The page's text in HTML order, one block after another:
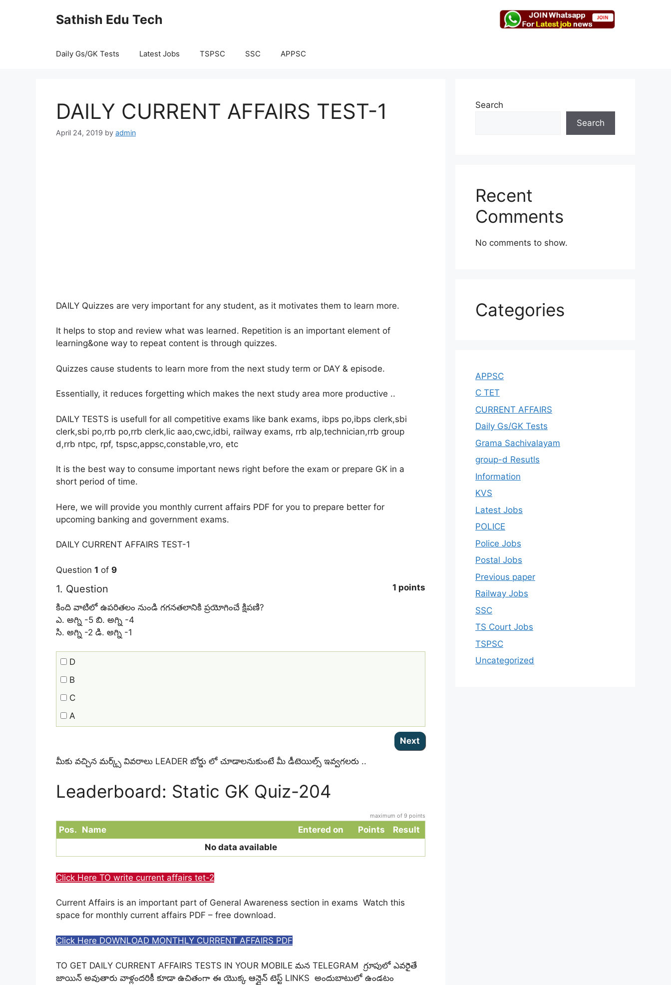
Sathish Edu Tech
Daily Gs/GK Tests Latest Jobs TSPSC SSC APPSC
DAILY CURRENT AFFAIRS TEST-1
April 24, 2019 by admin
DAILY Quizzes are very important for any student, as it motivates them to learn more.
It helps to stop and review what was learned. Repetition is an important element of
learning&one way to repeat content is through quizzes.
Quizzes cause students to learn more from the next study term or DAY & episode.
Essentially, it reduces forgetting which makes the next study area more productive ..
DAILY TESTS is usefull for all competitive exams like bank exams, ibps po,ibps clerk,sbi
clerk,sbi po,rrb po,rrb clerk,lic aao,cwc,idbi, railway exams, rrb alp,technician,rrb group
d,rrb ntpc, rpf, tspsc,appsc,constable,vro, etc
It is the best way to consume important news right before the exam or prepare GK in a
short period of time.
Here, we will provide you monthly current affairs PDF for you to prepare better for
upcoming banking and government exams.
DAILY CURRENT AFFAIRS TEST-1
Question 1 of 9
1. Question
1 points
కింది వాటిలో ఉపరితలం నుండి గగనతలానికి ప్రయోగించే క్షిపణి?
ఎ. అగ్ని -5 బి. అగ్ని -4
సి. అగ్ని -2 డి. అగ్ని -1
D
B
C
A
మీకు వచ్చిన మర్క్స్ వివరాలు LEADER బోర్డు లో చూడాలనుకుంటే మీ డీటెయిల్స్ ఇవ్వగలరు ..
Leaderboard: Static GK Quiz-204
maximum of 9 points
Pos. Name Entered on Points
Result
No data available
Click Here TO write current affairs tet-2
Current Affairs is an important part of General Awareness section in exams Watch this
space for monthly current affairs PDF – free download.
Click Here DOWNLOAD MONTHLY CURRENT AFFAIRS PDF
TO GET DAILY CURRENT AFFAIRS TESTS IN YOUR MOBILE మన TELEGRAM గ్రూపులో ఎవరైతే
జాయిన్ అవుతారు వాళ్లందరికీ కూడా ఉచితంగా ఈ యొక్క ఆన్లైన్ టెస్ట్ LINKS అందుబాటులో ఉండటం
Search
Search
Recent
Comments
No comments to show.
Categories
APPSC
C TET
CURRENT AFFAIRS
Daily Gs/GK Tests
Grama Sachivalayam
group-d Resutls
Information
KVS
Latest Jobs
POLICE
Police Jobs
Postal Jobs
Previous paper
Railway Jobs
SSC
TS Court Jobs
TSPSC
Uncategorized